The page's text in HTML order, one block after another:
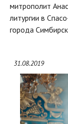
митрополит
литургии в
города
31.08.2019